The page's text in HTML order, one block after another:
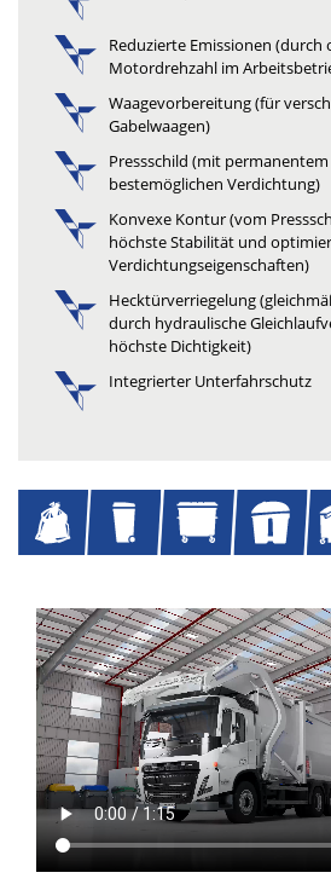
Reduzierte Emissionen
Motordrehzahl im
Waagevorbereitung (für
Gabelwaagen)
Pressschild (mit permanentem
bestemöglichen Verdichtung)
Konvexe Kontur (vom
höchste Stabilität und
Verdichtungseigenschaften)
Hecktürverriegelung
durch hydraulische
höchste Dichtigkeit)
Integrierter Unterfahrschutz